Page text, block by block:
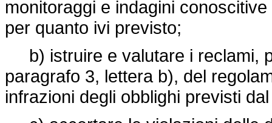
monitoraggi e indagini
per quanto ivi previsto;
b) istruire e valutare i reclami,
paragrafo 3, lettera b), del
infrazioni degli obblighi previsti